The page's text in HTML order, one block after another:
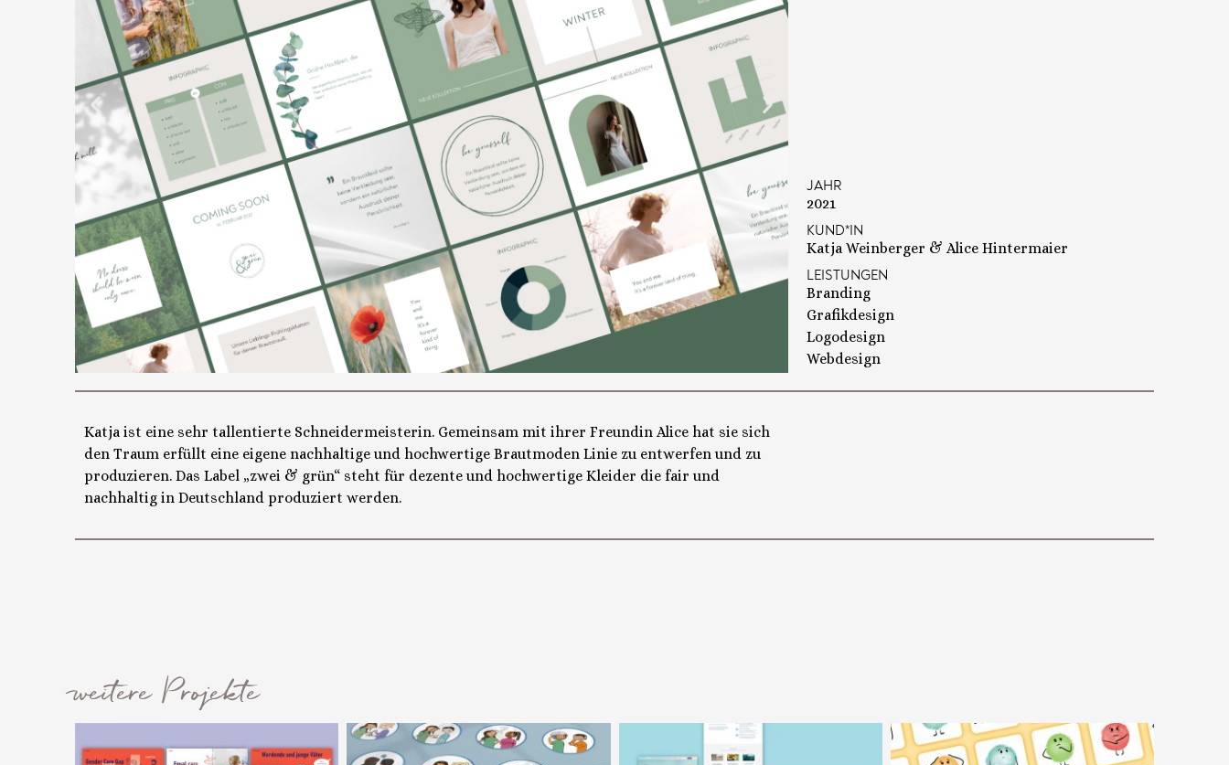
JAHR
2021
KUND*IN
Katja Weinberger & Alice Hintermaier
LEISTUNGEN
Branding
Grafikdesign
Logodesign
Webdesign
Katja ist eine sehr tallentierte Schneidermeisterin. Gemeinsam mit ihrer Freundin Alice hat sie sich
den Traum erfüllt eine eigene nachhaltige und hochwertige Brautmoden Linie zu entwerfen und zu
produzieren. Das Label „zwei & grün“ steht für dezente und hochwertige Kleider die fair und
nachhaltig in Deutschland produziert werden.
weitere Projekte